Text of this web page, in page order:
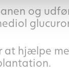
og
at hjælpe